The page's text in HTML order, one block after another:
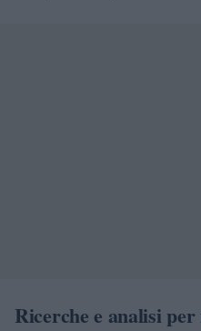
Ricerche e analisi